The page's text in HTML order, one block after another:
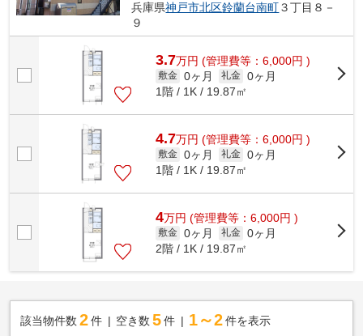
兵庫県神戸市北区鈴蘭台南町３丁目８－
９
3.7万円 (管理費等：6,000円 )
敷金 0ヶ月 礼金 0ヶ月
1階 / 1K / 19.87㎡
4.7万円 (管理費等：6,000円 )
敷金 0ヶ月 礼金 0ヶ月
1階 / 1K / 19.87㎡
4万円 (管理費等：6,000円 )
敷金 0ヶ月 礼金 0ヶ月
2階 / 1K / 19.87㎡
該当物件数 2件 空き数 5 件 1～2 件を表示